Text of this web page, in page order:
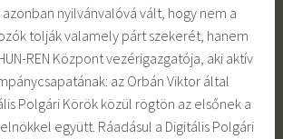
azonban nyilvánvalóvá vált, hogy nem a
tolják valamely párt szekerét, hanem
REN Központ vezérigazgatója, aki aktív
az Orbán Viktor által
Polgári Körök közül rögtön az elsőnek a
együtt. Ráadásul a Digitális Polgári